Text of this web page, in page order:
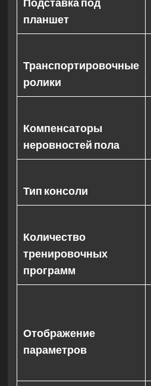
планшет
Транспортировочные
ролики
Компенсаторы
неровностей пола
Тип консоли
Количество
тренировочных
программ
Отображение
параметров